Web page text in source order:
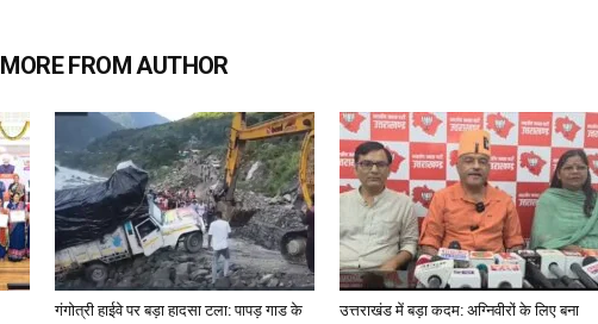
MORE FROM AUTHOR
गंगोत्री हाईवे पर बड़ा हादसा टला: पापड़ गाड के
उत्तराखंड में बड़ा कदम: अग्निवीरों के लिए बना